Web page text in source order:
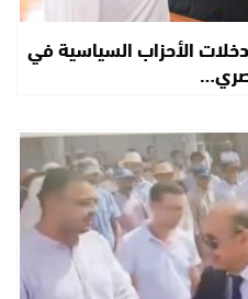
الأحزاب السياسية في